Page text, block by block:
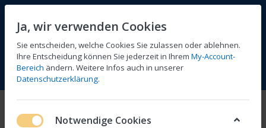
Menü Anmelden Vergleichen Wunschliste
Ja, wir verwenden Cookies
Sie entscheiden, welche Cookies Sie zulassen oder ablehnen.
Ihre Entscheidung können Sie jederzeit in Ihrem My-Account-
Bereich ändern. Weitere Infos auch in unserer
Datenschutzerklärung.
Notwendige Cookies